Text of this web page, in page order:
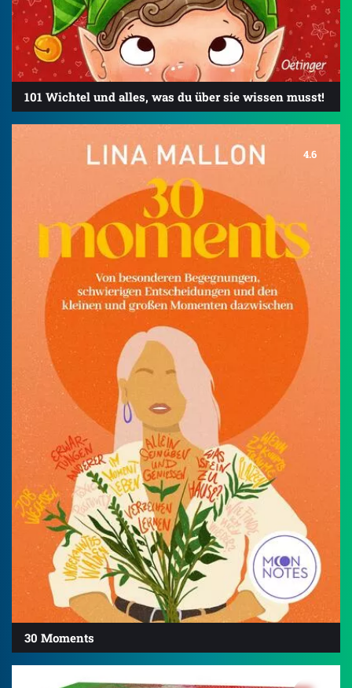
101 Wichtel und alles, was du über sie wissen musst!
4.6
30 Moments